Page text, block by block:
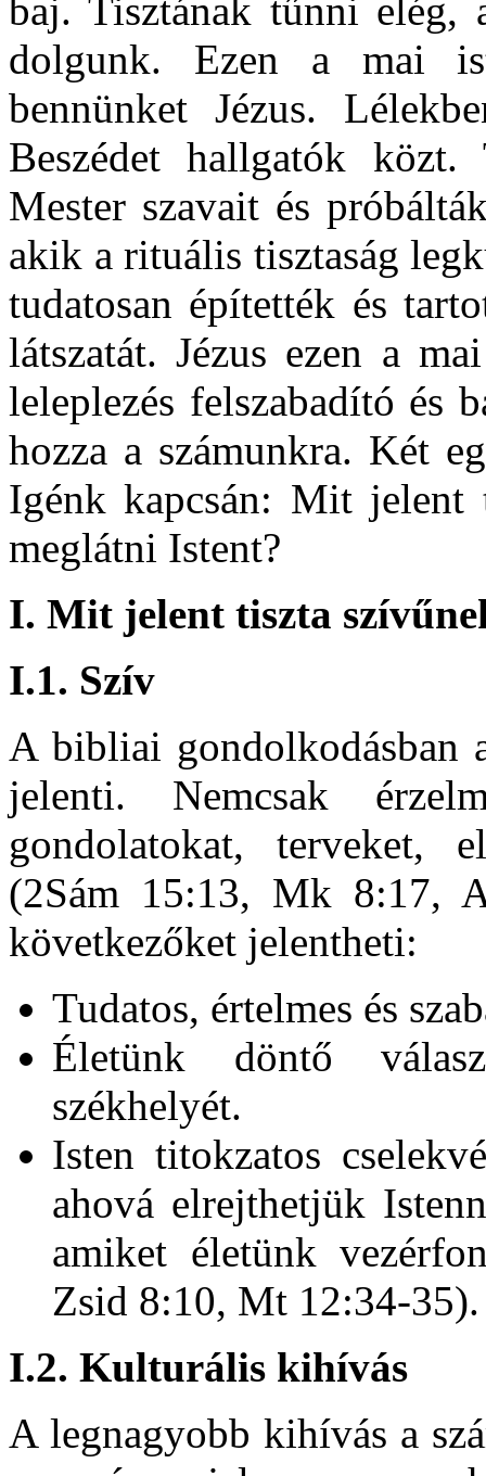
baj. Tisztának tűnni
dolgunk. Ezen a mai
bennünket Jézus.
Beszédet hallgatók
Mester szavait és
akik a rituális tisztaság
tudatosan építették és
látszatát. Jézus ezen a
leleplezés felszabadító és
hozza a számunkra. Két
Igénk kapcsán: Mit
meglátni Istent?
I. Mit jelent tiszta
I.1. Szív
A bibliai gondolkodásban
jelenti. Nemcsak
gondolatokat, terveket,
(2Sám 15:13, Mk 8:17,
következőket jelentheti:
Tudatos, értelmes és
Életünk döntő
székhelyét.
Isten titokzatos
ahová elrejthetjük
amiket életünk
Zsid 8:10, Mt 12:34-35).
I.2. Kulturális kihívás
A legnagyobb kihívás a